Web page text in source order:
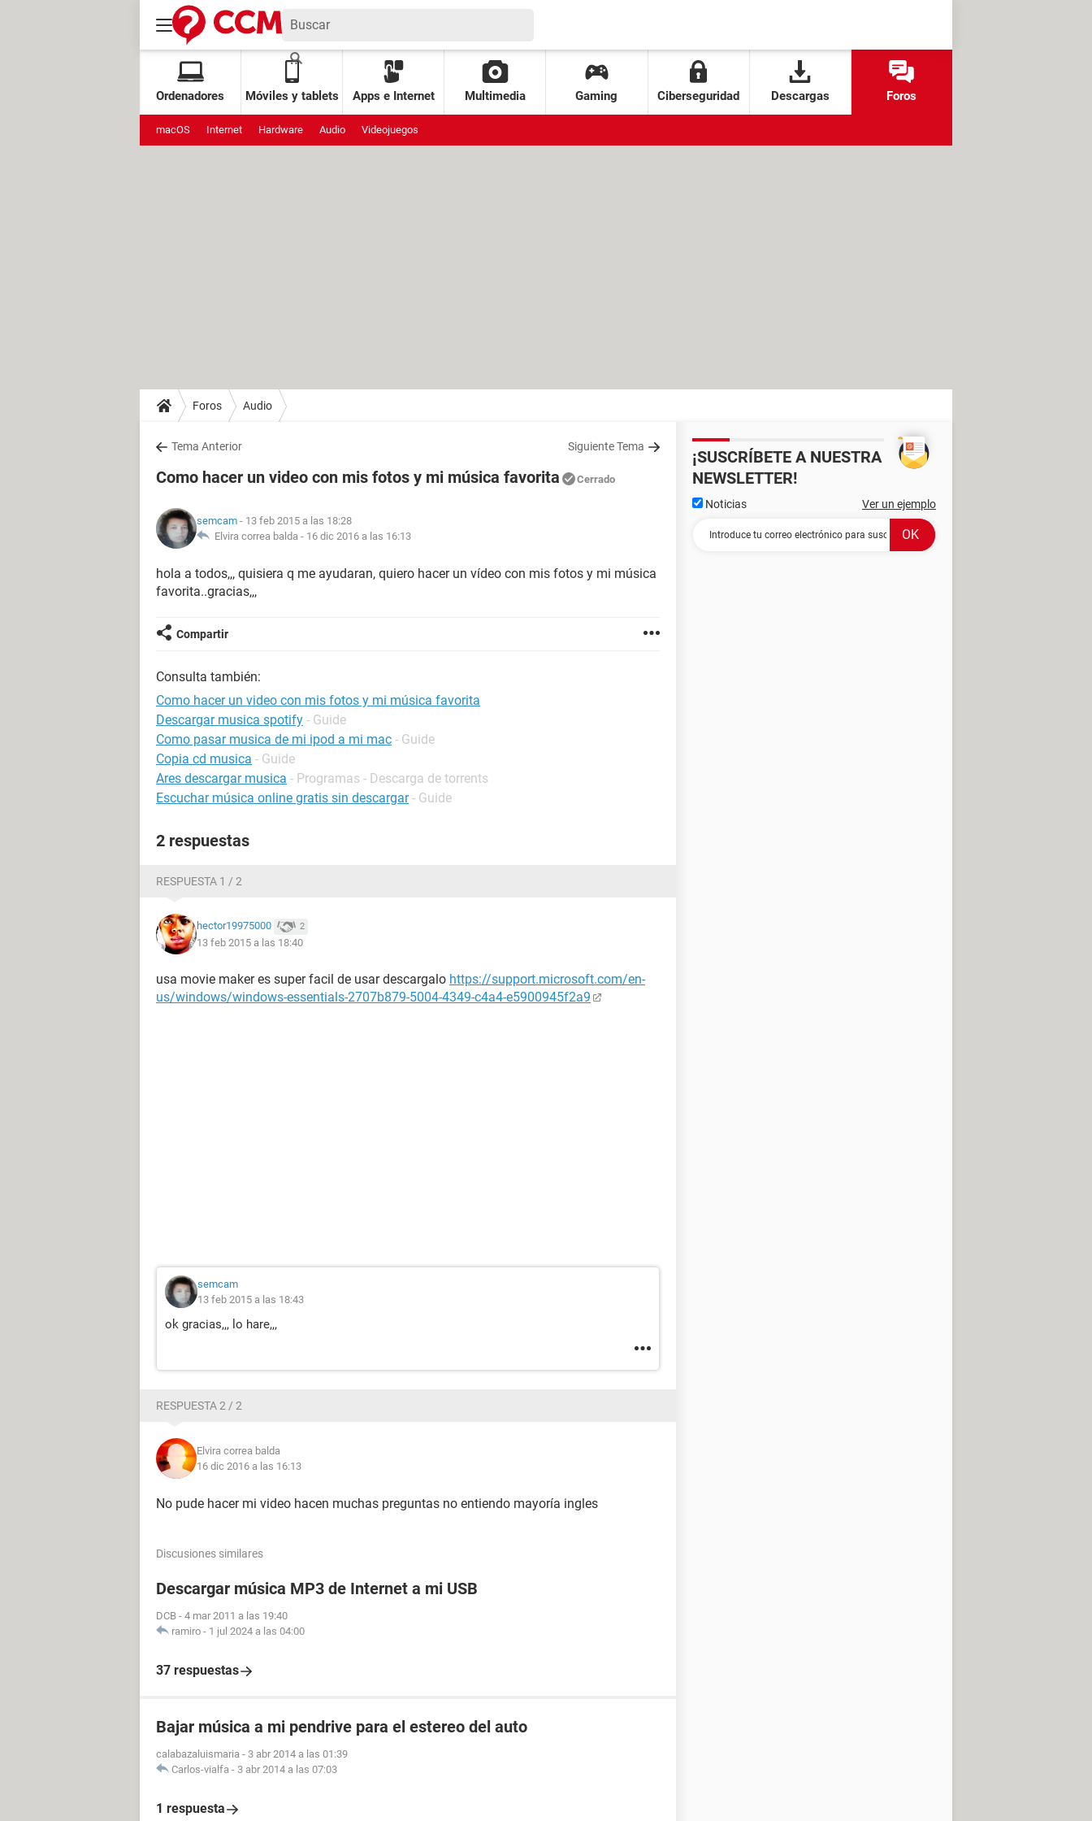
Ordenadores Móviles y tablets Apps e Internet Multimedia Gaming Ciberseguridad Descargas Foros
macOS Internet Hardware Audio Videojuegos
Foros Audio
Tema Anterior Siguiente Tema
Como hacer un video con mis fotos y mi música favorita Cerrado
semcam - 13 feb 2015 a las 18:28
Elvira correa balda - 16 dic 2016 a las 16:13
hola a todos,,, quisiera q me ayudaran, quiero hacer un vídeo con mis fotos y mi música
favorita..gracias,,,
Compartir
Consulta también:
Como hacer un video con mis fotos y mi música favorita
Descargar musica spotify - Guide
Como pasar musica de mi ipod a mi mac - Guide
Copia cd musica - Guide
Ares descargar musica - Programas - Descarga de torrents
Escuchar música online gratis sin descargar - Guide
2 respuestas
RESPUESTA 1 / 2
hector19975000 2
13 feb 2015 a las 18:40
usa movie maker es super facil de usar descargalo https://support.microsoft.com/en-
us/windows/windows-essentials-2707b879-5004-4349-c4a4-e5900945f2a9
semcam
13 feb 2015 a las 18:43
ok gracias,,, lo hare,,,
RESPUESTA 2 / 2
Elvira correa balda
16 dic 2016 a las 16:13
No pude hacer mi video hacen muchas preguntas no entiendo mayoría ingles
Discusiones similares
Descargar música MP3 de Internet a mi USB
DCB - 4 mar 2011 a las 19:40
ramiro - 1 jul 2024 a las 04:00
37 respuestas
Bajar música a mi pendrive para el estereo del auto
calabazaluismaria - 3 abr 2014 a las 01:39
Carlos-vialfa - 3 abr 2014 a las 07:03
1 respuesta
¡SUSCRÍBETE A NUESTRA
NEWSLETTER!
Noticias Ver un ejemplo